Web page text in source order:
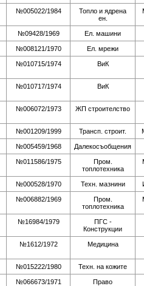
№005022/1984
Топло и ядрена
ен.
№09428/1969 Ел. машини
№008121/1970 Ел. мрежи
№010715/1974 ВиК
№010717/1974 ВиК
№006072/1973 ЖП строителство
№001209/1999 Трансп. строит.
№005459/1968 Далекосъобщения
№011586/1975
Пром.
топлотехника
№000528/1970 Техн. мазнини
№006882/1969
Пром.
топлотехника
№16984/1979
ПГС -
Конструкции
№1612/1972 Медицина
№015222/1980 Техн. на кожите
№066673/1971 Право